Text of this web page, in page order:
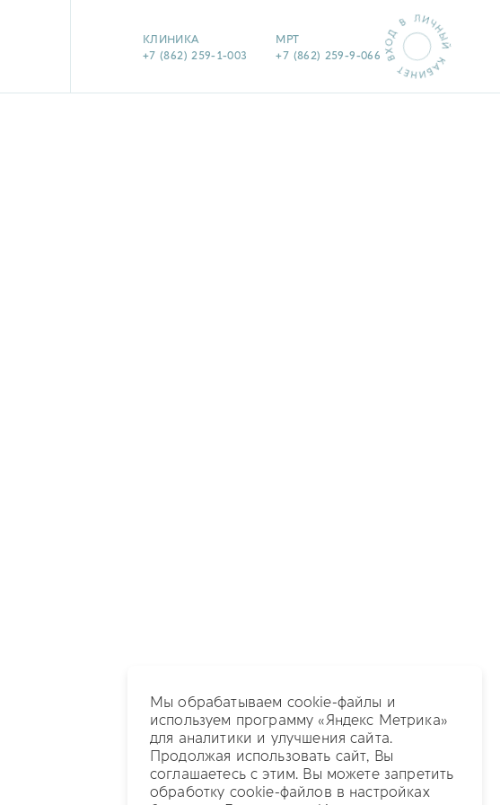
КЛИНИКА
+7 (862) 259-1-003
МРТ
+7 (862) 259-9-066
Мы обрабатываем cookie-файлы и
используем программу «Яндекс Метрика»
для аналитики и улучшения сайта.
Продолжая использовать сайт, Вы
соглашаетесь с этим. Вы можете запретить
обработку cookie-файлов в настройках